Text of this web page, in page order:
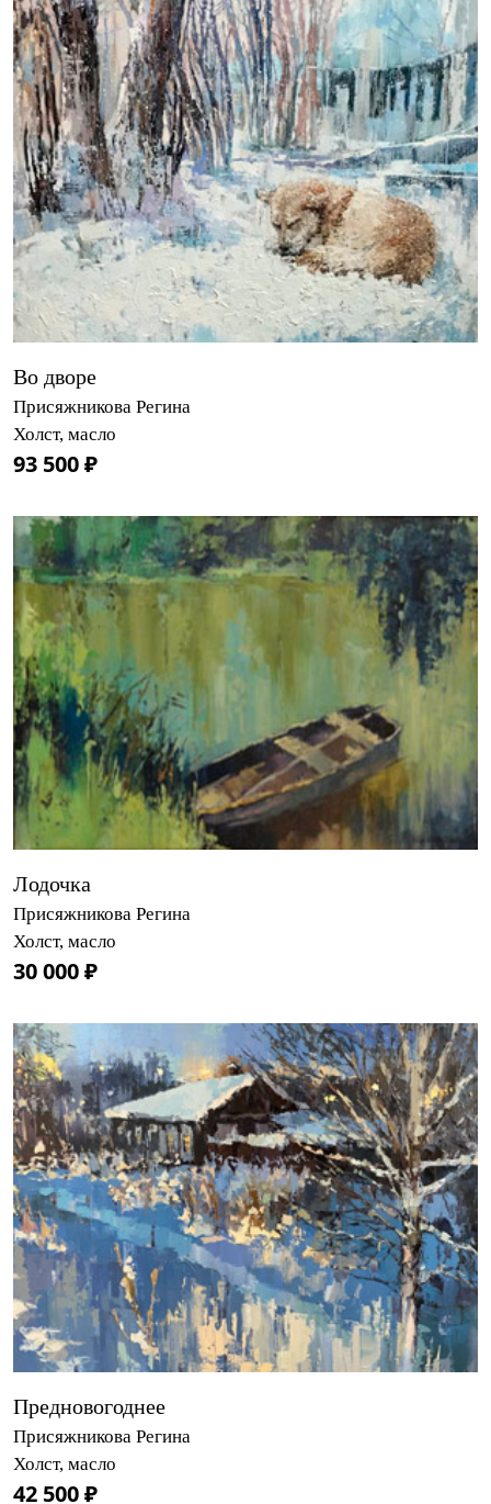
Во дворе
Присяжникова Регина
Холст, масло
93 500 ₽
Лодочка
Присяжникова Регина
Холст, масло
30 000 ₽
Предновогоднее
Присяжникова Регина
Холст, масло
42 500 ₽